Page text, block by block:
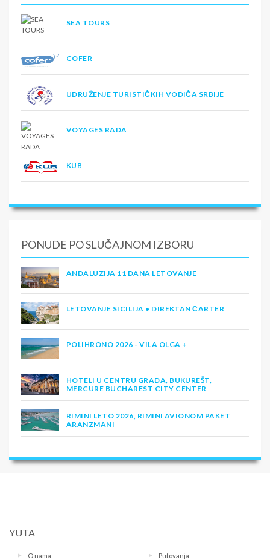
SEA TOURS
COFER
UDRUŽENJE TURISTIČKIH VODIČA SRBIJE
VOYAGES RADA
KUB
PONUDE PO SLUČAJNOM IZBORU
ANDALUZIJA 11 DANA LETOVANJE
LETOVANJE SICILIJA • DIREKTAN ČARTER
POLIHRONO 2026 - VILA OLGA +
HOTELI U CENTRU GRADA, BUKUREŠT,
MERCURE BUCHAREST CITY CENTER
RIMINI LETO 2026, RIMINI AVIONOM PAKET
ARANZMANI
YUTA
O nama Putovanja